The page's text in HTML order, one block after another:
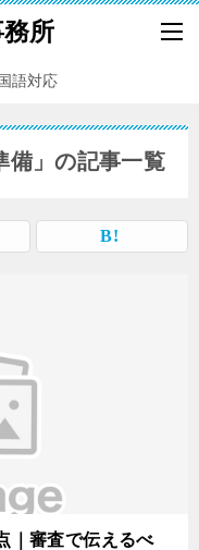
所
語対応
備」の記事一覧
｜審査で伝えるべ